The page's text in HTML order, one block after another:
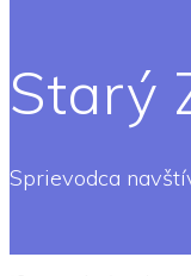
Starý
Sprievodca